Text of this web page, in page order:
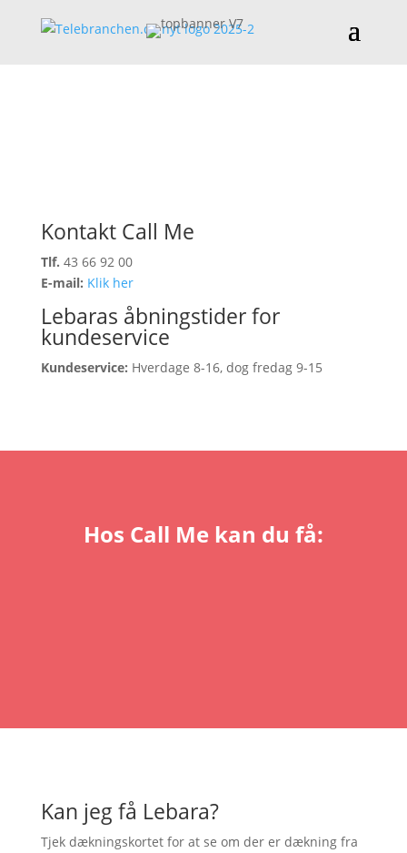
Kontakt Call Me
Tlf. 43 66 92 00
E-mail: Klik her
Lebaras åbningstider for
kundeservice
Kundeservice: Hverdage 8-16, dog fredag 9-15
Hos Call Me kan du få:
Kan jeg få Lebara?
Tjek dækningskortet for at se om der er dækning fra